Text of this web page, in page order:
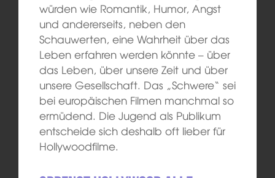
würden wie Romantik, Humor, Angst
und andererseits, neben den
Schauwerten, eine Wahrheit über das
Leben erfahren werden könnte – über
das Leben, über unsere Zeit und über
unsere Gesellschaft. Das „Schwere“ sei
bei europäischen Filmen manchmal so
ermüdend. Die Jugend als Publikum
entscheide sich deshalb oft lieber für
Hollywoodfilme.